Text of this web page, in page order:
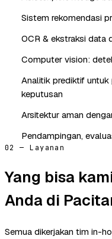
Sistem rekomendasi
OCR & ekstraksi data
Computer vision:
Analitik prediktif untuk
keputusan
Arsitektur aman
Pendampingan,
02 — Layanan
Yang bisa
Anda di
Semua dikerjakan tim in-